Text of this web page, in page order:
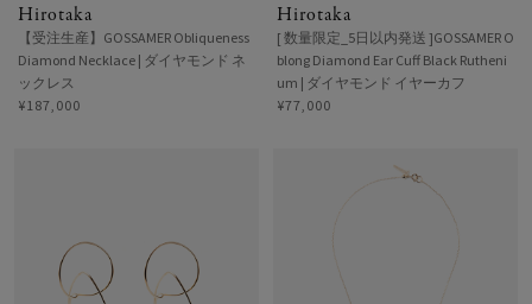
Hirotaka
【受注生産】GOSSAMER Obliqueness
Diamond Necklace | ダイヤモンド ネ
ックレス
¥187,000
Hirotaka
[ 数量限定_5日以内発送 ]GOSSAMER O
blong Diamond Ear Cuff Black Rutheni
um | ダイヤモンド イヤーカフ
¥77,000